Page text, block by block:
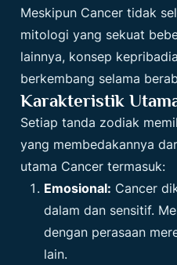
Meskipun Cancer tidak
mitologi yang sekuat
lainnya, konsep
berkembang selama
Karakteristik
Setiap tanda zodiak
yang membedakannya
utama Cancer termasuk:
Emosional: Cancer
dalam dan sensitif.
dengan perasaan
lain.